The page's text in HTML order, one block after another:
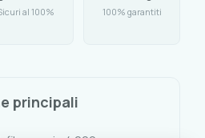
al 100% 100% garantiti
principali